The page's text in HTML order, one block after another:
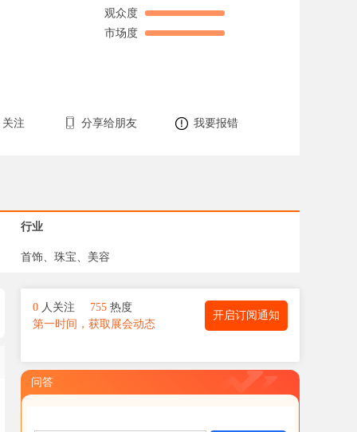
观众度
市场度
关注 分享给朋友 我要报错
行业
首饰、珠宝、美容
0 人关注 755 热度
开启订阅通知
第一时间，获取展会动态
问答